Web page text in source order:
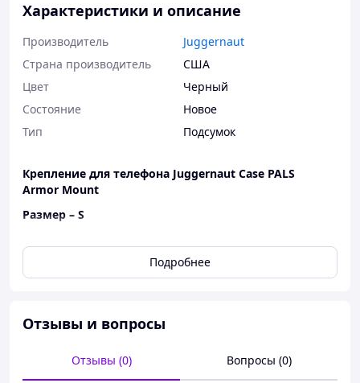
Характеристики и описание
Производитель
Juggernaut
Страна производитель
США
Цвет
Черный
Состояние
Новое
Тип
Подсумок
Крепление для телефона Juggernaut Case PALS
Armor Mount
Размер – S
Подойдет под следующие модели телефонов:
Разработанный для миссий, требующих безопасного
условиях боевых действий, крепление для телефона
Juggernaut PALS для бронепластин позволяет
Подробнее
Отзывы и вопросы
Отзывы (0) Вопросы (0)